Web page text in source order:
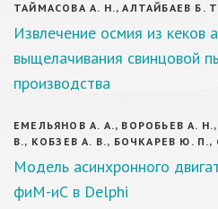
ТАЙМАСОВА А. Н., АЛТАЙБАЕВ Б.
Извлечение осмия из кеков
выщелачивания свинцовой
производства
ЕМЕЛЬЯНОВ А. А., ВОРОБЬЕВ А.
В., КОБЗЕВ А. В., БОЧКАРЕВ Ю.
Модель асинхронного
фиМ-иС в Delphi